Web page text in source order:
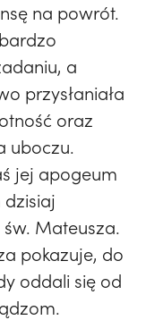
na powrót.
a
przysłaniała
oraz
uboczu.
jej apogeum
Mateusza.
pokazuje, do
oddali się od